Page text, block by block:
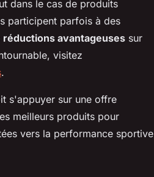
dans le cas de produits
participent parfois à des
réductions avantageuses sur
visitez
.
s'appuyer sur une offre
meilleurs produits pour
vers la performance sportive